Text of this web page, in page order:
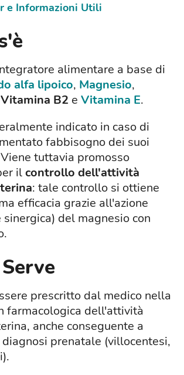
e Informazioni Utili
alimentare a base di
alfa lipoico, Magnesio,
Vitamina B2 e Vitamina E.
indicato in caso di
fabbisogno dei suoi
tuttavia promosso
ilcontrollo dell'attività
: tale controllo si ottiene
efficacia grazie all'azione
sinergica) del magnesio con
prescritto dal medico nella
farmacologica dell'attività
anche conseguente a
prenatale (villocentesi,